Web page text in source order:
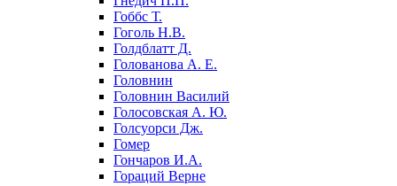
Гоббс Т.
Гоголь Н.В.
Голдблатт Д.
Голованова А. Е.
Головнин
Головнин Василий
Голосовская А. Ю.
Голсуорси Дж.
Гомер
Гончаров И.А.
Гораций Верне